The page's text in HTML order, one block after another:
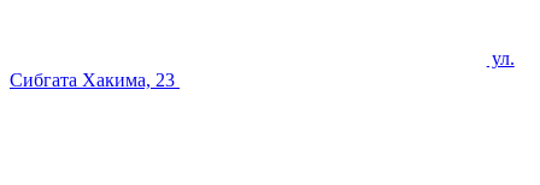
ул.
Сибгата Хакима, 23